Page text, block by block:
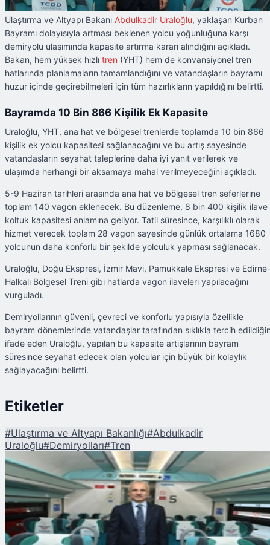
Ulaştırma ve Altyapı Bakanı Abdulkadir Uraloğlu, yaklaşan Kurban
Bayramı dolayısıyla artması beklenen yolcu yoğunluğuna karşı
demiryolu ulaşımında kapasite artırma kararı alındığını açıkladı.
Bakan, hem yüksek hızlı tren (YHT) hem de konvansiyonel tren
hatlarında planlamaların tamamlandığını ve vatandaşların bayramı
huzur içinde geçirebilmeleri için tüm hazırlıkların yapıldığını belirtti.
Bayramda 10 Bin 866 Kişilik Ek Kapasite
Uraloğlu, YHT, ana hat ve bölgesel trenlerde toplamda 10 bin 866
kişilik ek yolcu kapasitesi sağlanacağını ve bu artış sayesinde
vatandaşların seyahat taleplerine daha iyi yanıt verilerek ve
ulaşımda herhangi bir aksamaya mahal verilmeyeceğini açıkladı.
5-9 Haziran tarihleri arasında ana hat ve bölgesel tren seferlerine
toplam 140 vagon eklenecek. Bu düzenleme, 8 bin 400 kişilik ilave
koltuk kapasitesi anlamına geliyor. Tatil süresince, karşılıklı olarak
hizmet verecek toplam 28 vagon sayesinde günlük ortalama 1680
yolcunun daha konforlu bir şekilde yolculuk yapması sağlanacak.
Uraloğlu, Doğu Ekspresi, İzmir Mavi, Pamukkale Ekspresi ve Edirne-
Halkalı Bölgesel Treni gibi hatlarda vagon ilaveleri yapılacağını
vurguladı.
Demiryollarının güvenli, çevreci ve konforlu yapısıyla özellikle
bayram dönemlerinde vatandaşlar tarafından sıklıkla tercih
ifade eden Uraloğlu, yapılan bu kapasite artışlarının bayram
süresince seyahat edecek olan yolcular için büyük bir kolaylık
sağlayacağını belirtti.
Etiketler
#Ulaştırma ve Altyapı Bakanlığı#Abdulkadir
Uraloğlu#Demiryolları#Tren
Şu An Okunan
Kurban Bayramı'nda Demiryollarına 10 Bin Ek Koltuk!